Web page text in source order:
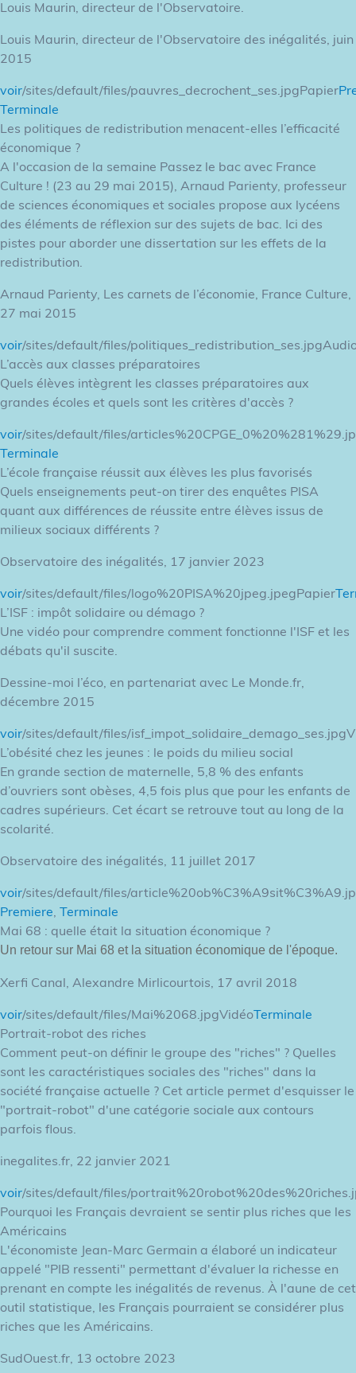
Louis Maurin, directeur de l'Observatoire.
Louis Maurin, directeur de l'Observatoire des inégalités, juin
2015
voir/sites/default/files/pauvres_decrochent_ses.jpgPapier
Terminale
Les politiques de redistribution menacent-elles l’efficacité
économique ?
A l'occasion de la semaine Passez le bac avec France
Culture ! (23 au 29 mai 2015), Arnaud Parienty, professeur
de sciences économiques et sociales propose aux lycéens
des éléments de réflexion sur des sujets de bac. Ici des
pistes pour aborder une dissertation sur les effets de la
redistribution.
Arnaud Parienty, Les carnets de l’économie, France Culture,
27 mai 2015
voir/sites/default/files/
L’accès aux classes préparatoires
Quels élèves intègrent les classes préparatoires aux
grandes écoles et quels sont les critères d'accès ?
voir/sites/default/files/
Terminale
L’école française réussit aux élèves les plus favorisés
Quels enseignements peut-on tirer des enquêtes PISA
quant aux différences de réussite entre élèves issus de
milieux sociaux différents ?
Observatoire des inégalités, 17 janvier 2023
voir/sites/default/files/logo%20PISA%20jpeg.jpegPapier
L’ISF : impôt solidaire ou démago ?
Une vidéo pour comprendre comment fonctionne l'ISF et les
débats qu'il suscite.
Dessine-moi l’éco, en partenariat avec Le Monde.fr,
décembre 2015
voir/sites/default/files/
L’obésité chez les jeunes : le poids du milieu social
En grande section de maternelle, 5,8 % des enfants
d’ouvriers sont obèses, 4,5 fois plus que pour les enfants de
cadres supérieurs. Cet écart se retrouve tout au long de la
scolarité.
Observatoire des inégalités, 11 juillet 2017
voir/sites/default/files/
Premiere, Terminale
Mai 68 : quelle était la situation économique ?
Un retour sur Mai 68 et la situation économique de l'époque.
Xerfi Canal, Alexandre Mirlicourtois, 17 avril 2018
voir/sites/default/files/Mai%2068.jpgVidéoTerminale
Portrait-robot des riches
Comment peut-on définir le groupe des "riches" ? Quelles
sont les caractéristiques sociales des "riches" dans la
société française actuelle ? Cet article permet d'esquisser le
"portrait-robot" d'une catégorie sociale aux contours
parfois flous.
inegalites.fr, 22 janvier 2021
voir/sites/default/files/
Pourquoi les Français devraient se sentir plus riches que les
Américains
L'économiste Jean-Marc Germain a élaboré un indicateur
appelé "PIB ressenti" permettant d'évaluer la richesse en
prenant en compte les inégalités de revenus. À l'aune de cet
outil statistique, les Français pourraient se considérer plus
riches que les Américains.
SudOuest.fr, 13 octobre 2023